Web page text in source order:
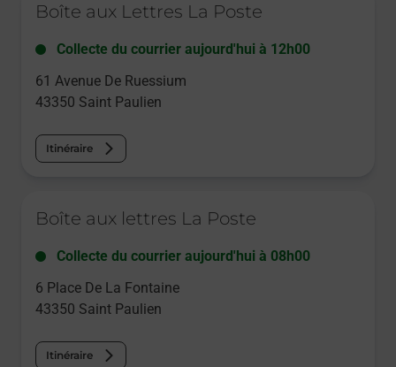
Boîte aux Lettres La Poste
Collecte du courrier aujourd'hui à 12h00
61 Avenue De Ruessium
43350 Saint Paulien
Itinéraire
Boîte aux lettres La Poste
Collecte du courrier aujourd'hui à 08h00
6 Place De La Fontaine
43350 Saint Paulien
Itinéraire